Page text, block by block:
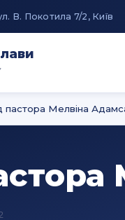
В. Покотила 7/2, Київ
пастора Мелвіна